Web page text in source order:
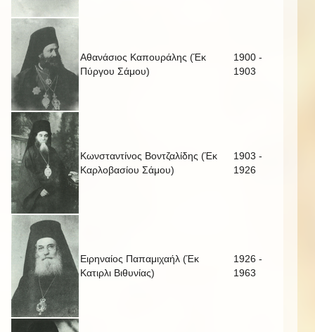
Αθανάσιος Καπουράλης (Έκ
Πύργου Σάμου)
1900 -
1903
Κωνσταντίνος Βοντζαλίδης (Έκ
Καρλοβασίου Σάμου)
1903 -
1926
Ειρηναίος Παπαμιχαήλ (Έκ
Κατιρλι Βιθυνίας)
1926 -
1963